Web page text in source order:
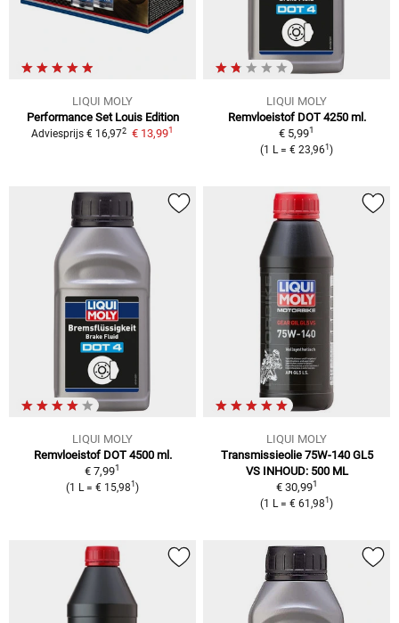
LIQUI MOLY
Performance Set Louis Edition
Adviesprijs € 16,972 € 13,991
LIQUI MOLY
Remvloeistof DOT 4250 ml.
€ 5,991
(1 L= € 23,961 )
LIQUI MOLY
Remvloeistof DOT 4500 ml.
€ 7,991
(1 L= € 15,981 )
LIQUI MOLY
Transmissieolie 75W-140 GL5
VS INHOUD: 500 ML
€ 30,991
(1 L= € 61,981 )